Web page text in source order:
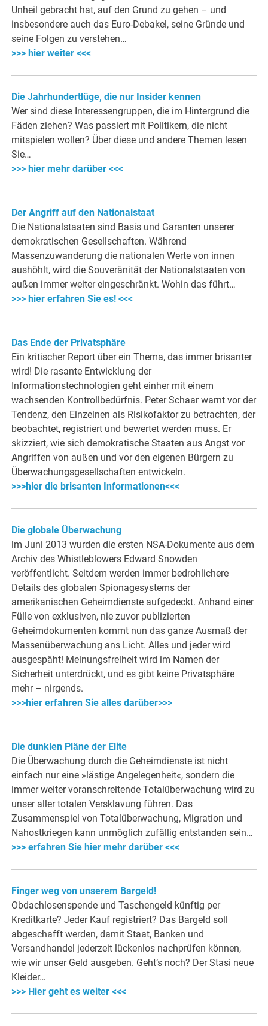
Unheil gebracht hat, auf den Grund zu gehen – und
insbesondere auch das Euro-Debakel, seine Gründe und
seine Folgen zu verstehen…
>>> hier weiter <<<
Die Jahrhundertlüge, die nur Insider kennen
Wer sind diese Interessengruppen, die im Hintergrund die
Fäden ziehen? Was passiert mit Politikern, die nicht
mitspielen wollen? Über diese und andere Themen lesen
Sie…
>>> hier mehr darüber <<<
Der Angriff auf den Nationalstaat
Die Nationalstaaten sind Basis und Garanten unserer
demokratischen Gesellschaften. Während
Massenzuwanderung die nationalen Werte von innen
aushöhlt, wird die Souveränität der Nationalstaaten von
außen immer weiter eingeschränkt. Wohin das führt…
>>> hier erfahren Sie es! <<<
Das Ende der Privatsphäre
Ein kritischer Report über ein Thema, das immer brisanter
wird! Die rasante Entwicklung der
Informationstechnologien geht einher mit einem
wachsenden Kontrollbedürfnis. Peter Schaar warnt vor der
Tendenz, den Einzelnen als Risikofaktor zu betrachten, der
beobachtet, registriert und bewertet werden muss. Er
skizziert, wie sich demokratische Staaten aus Angst vor
Angriffen von außen und vor den eigenen Bürgern zu
Überwachungsgesellschaften entwickeln.
>>>hier die brisanten Informationen<<<
Die globale Überwachung
lm Juni 2013 wurden die ersten NSA-Dokumente aus dem
Archiv des Whistleblowers Edward Snowden
veröffentlicht. Seitdem werden immer bedrohlichere
Details des globalen Spionagesystems der
amerikanischen Geheimdienste aufgedeckt. Anhand einer
Fülle von exklusiven, nie zuvor publizierten
Geheimdokumenten kommt nun das ganze Ausmaß der
Massenüberwachung ans Licht. Alles und jeder wird
ausgespäht! Meinungsfreiheit wird im Namen der
Sicherheit unterdrückt, und es gibt keine Privatsphäre
mehr – nirgends.
>>>hier erfahren Sie alles darüber>>>
Die dunklen Pläne der Elite
Die Überwachung durch die Geheimdienste ist nicht
einfach nur eine »lästige Angelegenheit«, sondern die
immer weiter voranschreitende Totalüberwachung wird zu
unser aller totalen Versklavung führen. Das
Zusammenspiel von Totalüberwachung, Migration und
Nahostkriegen kann unmöglich zufällig entstanden sein…
>>> erfahren Sie hier mehr darüber <<<
Finger weg von unserem Bargeld!
Obdachlosenspende und Taschengeld künftig per
Kreditkarte? Jeder Kauf registriert? Das Bargeld soll
abgeschafft werden, damit Staat, Banken und
Versandhandel jederzeit lückenlos nachprüfen können,
wie wir unser Geld ausgeben. Geht’s noch? Der Stasi neue
Kleider…
>>> Hier geht es weiter <<<